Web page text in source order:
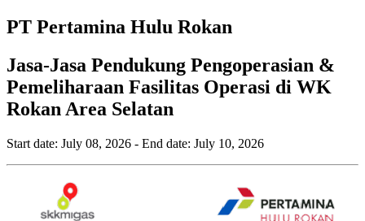
PT Pertamina Hulu Rokan
Jasa-Jasa Pendukung Pengoperasian &
Pemeliharaan Fasilitas Operasi di WK
Rokan Area Selatan
Start date: July 08, 2026 - End date: July 10, 2026